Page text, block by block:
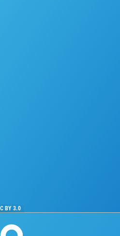
BY 3.0